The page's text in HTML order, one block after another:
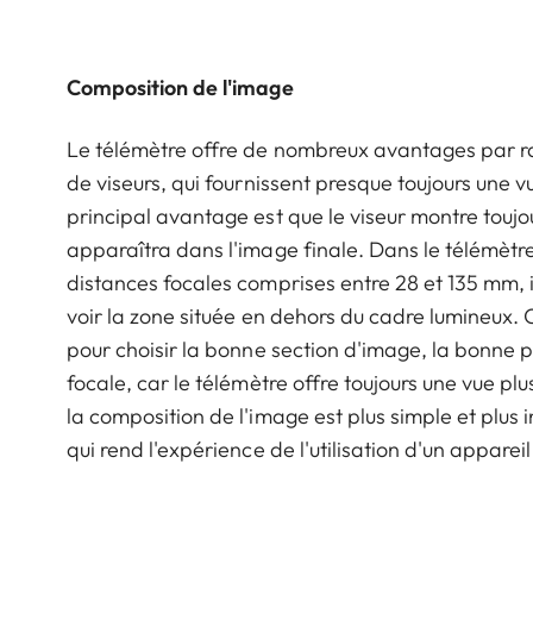
Composition de l'image
Le télémètre offre de nombreux avantages par
de viseurs, qui fournissent presque toujours une
principal avantage est que le viseur montre
apparaîtra dans l'image finale. Dans le
distances focales comprises entre 28 et 135
voir la zone située en dehors du cadre lumineux.
pour choisir la bonne section d'image, la bonne
focale, car le télémètre offre toujours une vue
la composition de l'image est plus simple et plus
qui rend l'expérience de l'utilisation d'un